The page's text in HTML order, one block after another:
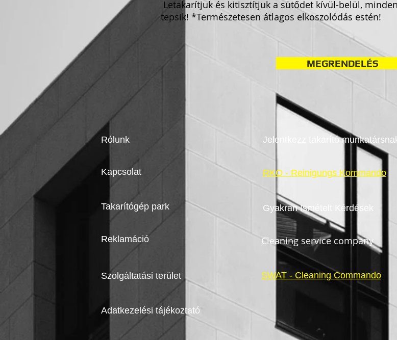
Letakarítjuk és kitisztítjuk a sütődet kívül-belül,
tepsik! *Természetesen átlagos elkoszolódás estén!
MEGRENDELÉS
Kapcsolat
Rólunk Jelentkezz takarító
Gyakran Ismételt Kérdések
Reklamáció
RKO - Reinigungs Kommando
Cleaning service company
Takarítógép park
SWAT - Cleaning Commando
Szolgáltatási terület
Adatkezelési tájékoztató